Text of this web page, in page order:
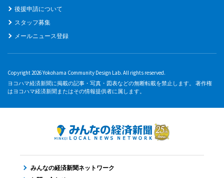
後援申請について
スタッフ募集
メールニュース登録
Copyright 2026 Yokohama Community Design Lab. All rights reserved.
ヨコハマ経済新聞に掲載の記事・写真・図表などの無断転載を禁止します。 著作権
はヨコハマ経済新聞またはその情報提供者に属します。
みんなの経済新聞ネットワーク